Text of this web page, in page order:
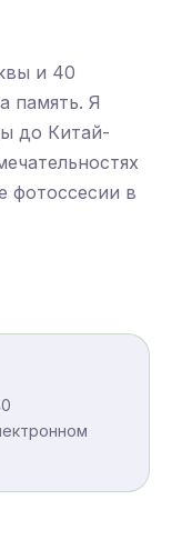
и 40
память. Я
до Китай-
фотоссесии в